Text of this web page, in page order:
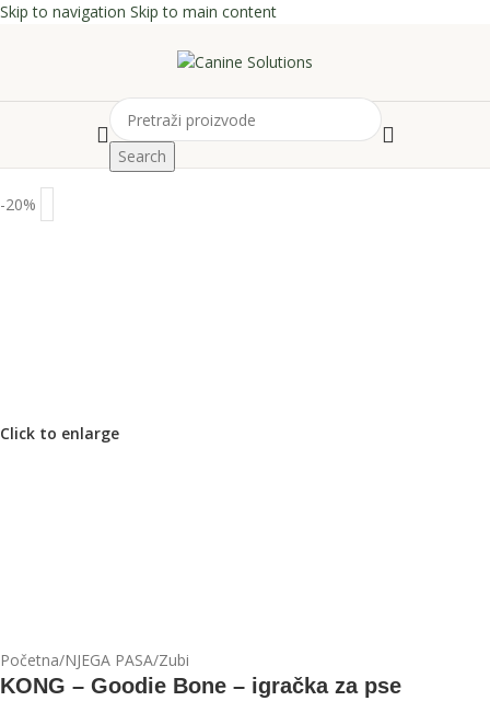
Skip to navigation Skip to main content
Search
-20%
Click to enlarge
Početna/NJEGA PASA/Zubi
KONG – Goodie Bone – igračka za pse